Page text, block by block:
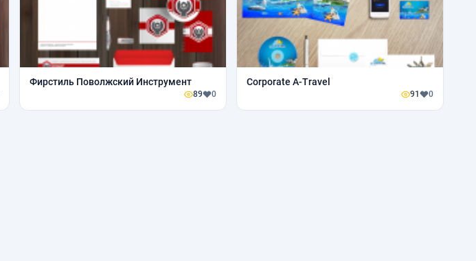
Фирстиль Поволжский Инструмент
89 0
Corporate A-Travel
91 0